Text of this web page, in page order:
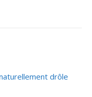
drôle